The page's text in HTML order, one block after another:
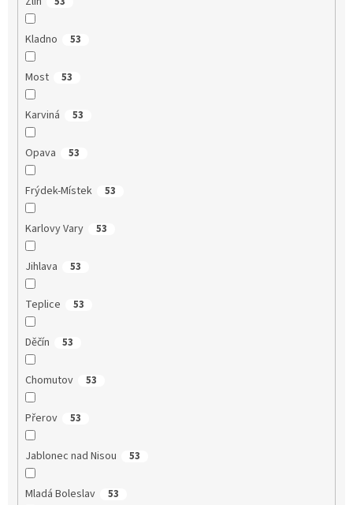
Kladno 53
Most 53
Karviná 53
Opava 53
Frýdek-Místek 53
Karlovy Vary 53
Jihlava 53
Teplice 53
Děčín 53
Chomutov 53
Přerov 53
Jablonec nad Nisou 53
Mladá Boleslav 53